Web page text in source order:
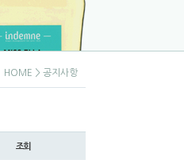
HOME > 공지사항
조회